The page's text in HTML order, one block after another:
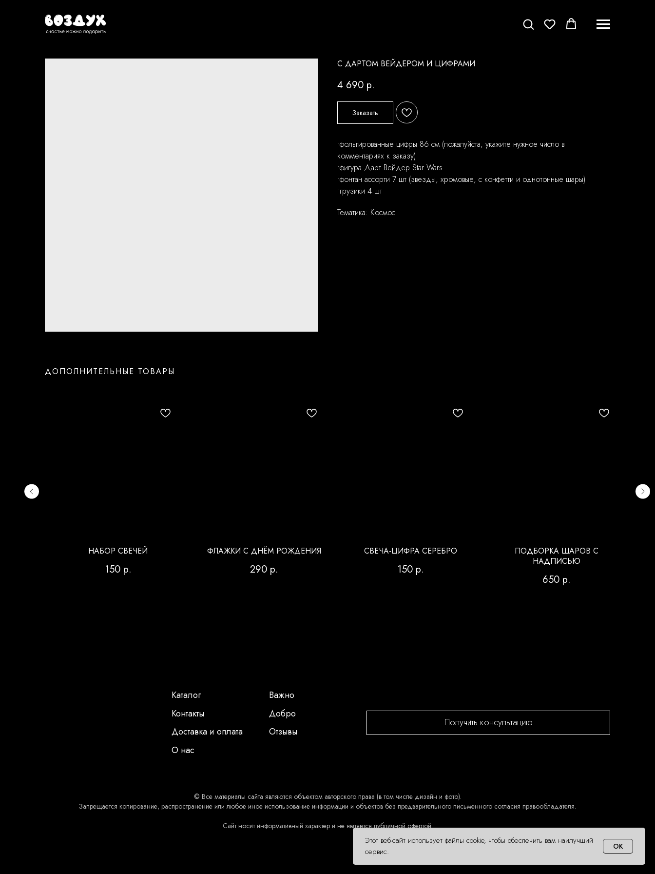
С ДАРТОМ ВЕЙДЕРОМ И ЦИФРАМИ
4 690 р.
Заказать
•фольгированные цифры 86 см (пожалуйста, укажите нужное число в
комментариях к заказу)
•фигура Дарт Вейдер Star Wars
•фонтан ассорти 7 шт (звезды, хромовые, с конфетти и однотонные шары)
•грузики 4 шт
Тематика: Космос
ДОПОЛНИТЕЛЬНЫЕ ТОВАРЫ
НАБОР СВЕЧЕЙ
150 р.
ФЛАЖКИ С ДНЁМ РОЖДЕНИЯ
290 р.
СВЕЧА-ЦИФРА СЕРЕБРО
150 р.
ПОДБОРКА ШАРОВ С
НАДПИСЬЮ
650 р.
Каталог
Контакты
Доставка и оплата
О нас
Важно
Добро
Отзывы
Получить консультацию
© Все материалы сайта являются объектом авторского права (в том числе дизайн и фото).
Запрещается копирование, распространение или любое иное использование информации и объектов без предварительного письменного согласия правообладателя.
Сайт носит информативный характер и не является публичной офертой.
Этот веб-сайт использует файлы cookie, чтобы обеспечить вам наилучший
сервис.
OK